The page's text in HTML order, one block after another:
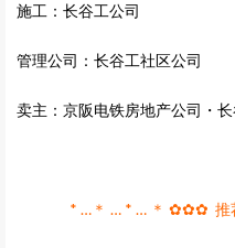
施工：长谷工公司
管理公司：长谷工社区公司
卖主：京阪电铁房地产公司・
* …＊ … * … ＊ ✿✿✿ 推